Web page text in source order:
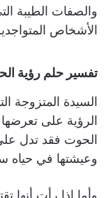
والصفات الطيبة
الأشخاص
تفسير حلم رؤية
السيدة المتزوجة
الرؤية على
الحوت فقد تدل
وعيشتها في حياه
وأما إذا رأت أنها